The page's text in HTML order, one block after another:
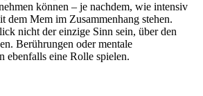
können – je nachdem, wie intensiv
dem Mem im Zusammenhang stehen.
nicht der einzige Sinn sein, über den
Berührungen oder mentale
ebenfalls eine Rolle spielen.